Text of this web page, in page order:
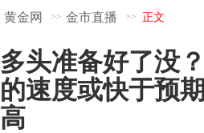
黄金网 >> 金市直播 >> 正文
多头准备好了没
的速度或快于预
高